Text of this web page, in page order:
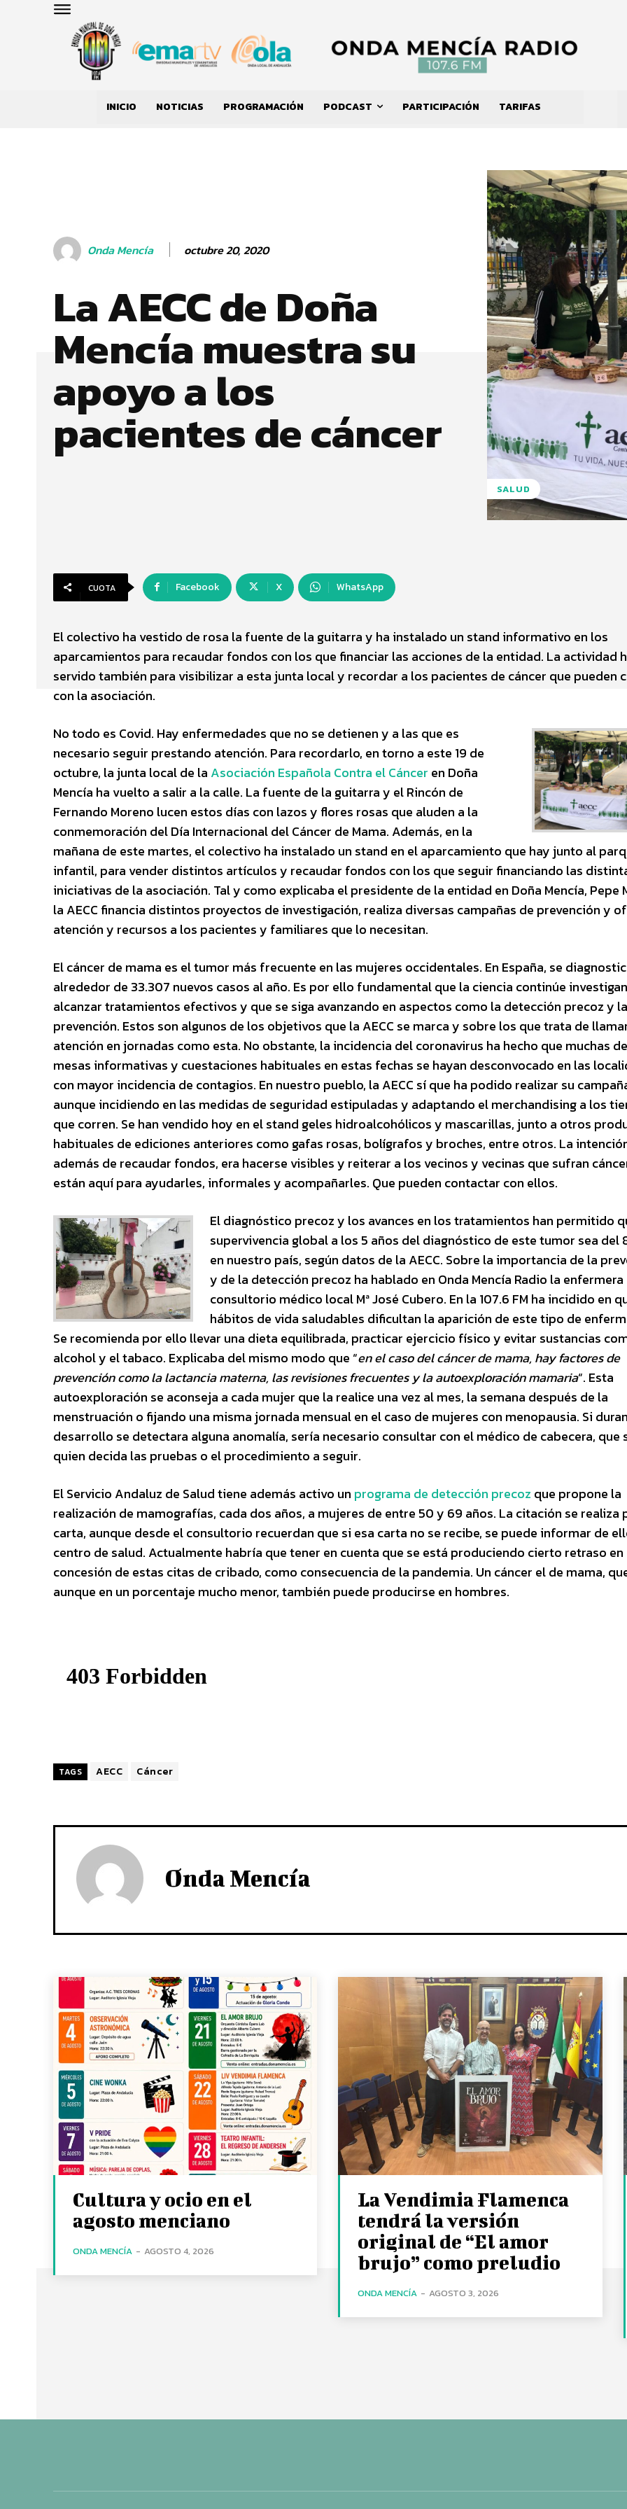
INICIO NOTICIAS PROGRAMACIÓN PODCAST PARTICIPACIÓN TARIFAS
Onda Mencía octubre 20, 2020
La AECC de Doña
Mencía muestra su
apoyo a los
pacientes de cáncer
SALUD
CUOTA Facebook X WhatsApp
El colectivo ha vestido de rosa la fuente de la guitarra y ha instalado un stand informativo en los
aparcamientos para recaudar fondos con los que financiar las acciones de la entidad. La actividad
servido también para visibilizar a esta junta local y recordar a los pacientes de cáncer que pueden
con la asociación.
No todo es Covid. Hay enfermedades que no se detienen y a las que es
necesario seguir prestando atención. Para recordarlo, en torno a este 19 de
octubre, la junta local de la Asociación Española Contra el Cáncer en Doña
Mencía ha vuelto a salir a la calle. La fuente de la guitarra y el Rincón de
Fernando Moreno lucen estos días con lazos y flores rosas que aluden a la
conmemoración del Día Internacional del Cáncer de Mama. Además, en la
mañana de este martes, el colectivo ha instalado un stand en el aparcamiento que hay junto al
infantil, para vender distintos artículos y recaudar fondos con los que seguir financiando las
iniciativas de la asociación. Tal y como explicaba el presidente de la entidad en Doña Mencía, Pepe
la AECC financia distintos proyectos de investigación, realiza diversas campañas de prevención y
atención y recursos a los pacientes y familiares que lo necesitan.
El cáncer de mama es el tumor más frecuente en las mujeres occidentales. En España, se
alrededor de 33.307 nuevos casos al año. Es por ello fundamental que la ciencia continúe
alcanzar tratamientos efectivos y que se siga avanzando en aspectos como la detección precoz y la
prevención. Estos son algunos de los objetivos que la AECC se marca y sobre los que trata de
atención en jornadas como esta. No obstante, la incidencia del coronavirus ha hecho que muchas
mesas informativas y cuestaciones habituales en estas fechas se hayan desconvocado en las
con mayor incidencia de contagios. En nuestro pueblo, la AECC sí que ha podido realizar su
aunque incidiendo en las medidas de seguridad estipuladas y adaptando el merchandising a los
que corren. Se han vendido hoy en el stand geles hidroalcohólicos y mascarillas, junto a otros
habituales de ediciones anteriores como gafas rosas, bolígrafos y broches, entre otros. La
además de recaudar fondos, era hacerse visibles y reiterar a los vecinos y vecinas que sufran
están aquí para ayudarles, informales y acompañarles. Que pueden contactar con ellos.
El diagnóstico precoz y los avances en los tratamientos han permitido
supervivencia global a los 5 años del diagnóstico de este tumor sea del
en nuestro país, según datos de la AECC. Sobre la importancia de la
y de la detección precoz ha hablado en Onda Mencía Radio la
consultorio médico local Mª José Cubero. En la 107.6 FM ha incidido en
hábitos de vida saludables dificultan la aparición de este tipo de
Se recomienda por ello llevar una dieta equilibrada, practicar ejercicio físico y evitar sustancias
alcohol y el tabaco. Explicaba del mismo modo que “en el caso del cáncer de mama, hay factores de
prevención como la lactancia materna, las revisiones frecuentes y la autoexploración mamaria“. Esta
autoexploración se aconseja a cada mujer que la realice una vez al mes, la semana después de la
menstruación o fijando una misma jornada mensual en el caso de mujeres con menopausia. Si
desarrollo se detectara alguna anomalía, sería necesario consultar con el médico de cabecera, que
quien decida las pruebas o el procedimiento a seguir.
El Servicio Andaluz de Salud tiene además activo un programa de detección precoz que propone la
realización de mamografías, cada dos años, a mujeres de entre 50 y 69 años. La citación se realiza
carta, aunque desde el consultorio recuerdan que si esa carta no se recibe, se puede informar de
centro de salud. Actualmente habría que tener en cuenta que se está produciendo cierto retraso en
concesión de estas citas de cribado, como consecuencia de la pandemia. Un cáncer el de mama,
aunque en un porcentaje mucho menor, también puede producirse en hombres.
TAGS AECC Cáncer
Onda Mencía
Cultura y ocio en el
agosto menciano
ONDA MENCÍA - AGOSTO 4, 2026
La Vendimia Flamenca
tendrá la versión
original de “El amor
brujo” como preludio
ONDA MENCÍA - AGOSTO 3, 2026